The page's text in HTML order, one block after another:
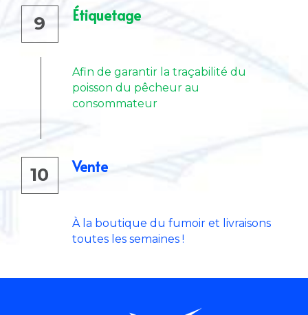
9 Étiquetage
Afin de garantir la traçabilité du
poisson du pêcheur au
consommateur
10 Vente
À la boutique du fumoir et livraisons
toutes les semaines !